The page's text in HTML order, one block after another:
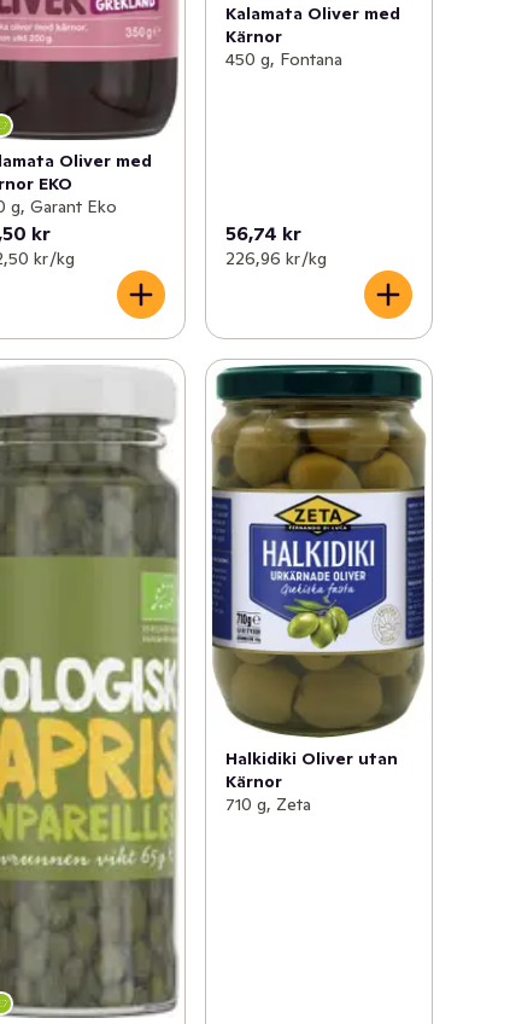
Oliver med
EKO
g, Garant Eko
kr
kr /kg
Kalamata Oliver med
Kärnor
450 g, Fontana
56,74 kr
226,96 kr /kg
Halkidiki Oliver utan
Kärnor
710 g, Zeta